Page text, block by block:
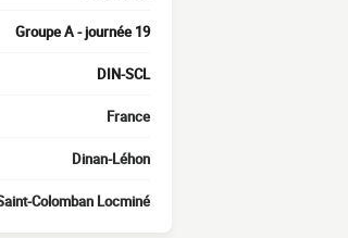
Groupe A - journée 19
DIN-SCL
France
Dinan-Léhon
Colomban Locminé